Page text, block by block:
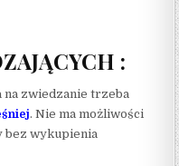
:
na zwiedzanie trzeba
. Nie ma możliwości
bez wykupienia